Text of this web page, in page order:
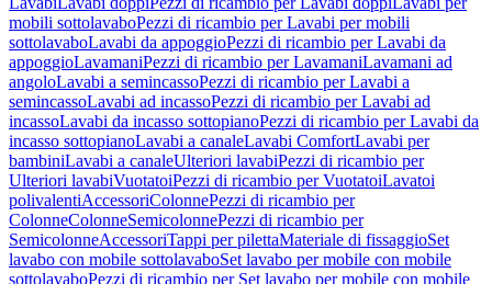
mobili sottolavaboPezzi di ricambio per Lavabi per mobili
sottolavaboLavabi da appoggioPezzi di ricambio per Lavabi da
appoggioLavamaniPezzi di ricambio per LavamaniLavamani ad
angoloLavabi a semincassoPezzi di ricambio per Lavabi a
semincassoLavabi ad incassoPezzi di ricambio per Lavabi ad
incassoLavabi da incasso sottopianoPezzi di ricambio per Lavabi da
incasso sottopianoLavabi a canaleLavabi ComfortLavabi per
bambiniLavabi a canaleUlteriori lavabiPezzi di ricambio per
Ulteriori lavabiVuotatoiPezzi di ricambio per VuotatoiLavatoi
polivalentiAccessoriColonnePezzi di ricambio per
ColonneColonneSemicolonnePezzi di ricambio per
SemicolonneAccessoriTappi per pilettaMateriale di fissaggioSet
lavabo con mobile sottolavaboSet lavabo per mobile con mobile
sottolavaboPezzi di ricambio per Set lavabo per mobile con mobile